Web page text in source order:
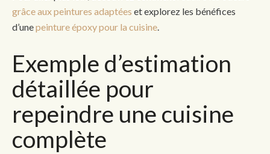
grâce aux peintures adaptées et explorez les bénéfices
d’unepeinture époxy pour la cuisine.
Exemple d’estimation
détaillée pour
repeindre une cuisine
complète